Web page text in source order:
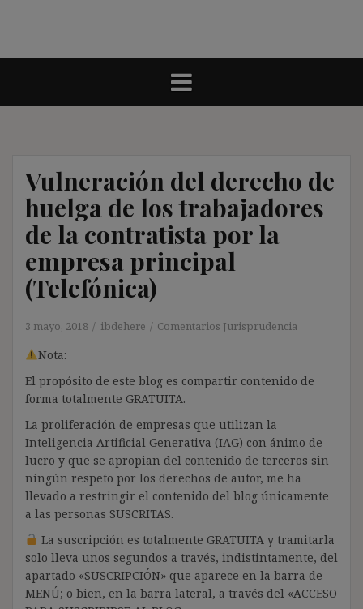
Vulneración del derecho de
huelga de los trabajadores
de la contratista por la
empresa principal
(Telefónica)
3 mayo, 2018 ibdehere Comentarios Jurisprudencia
Nota:
El propósito de este blog es compartir contenido de
forma totalmente GRATUITA.
La proliferación de empresas que utilizan la
Inteligencia Artificial Generativa (IAG) con ánimo de
lucro y que se apropian del contenido de terceros sin
ningún respeto por los derechos de autor, me ha
llevado a restringir el contenido del blog únicamente
a las personas SUSCRITAS.
La suscripción es totalmente GRATUITA y tramitarla
solo lleva unos segundos a través, indistintamente, del
apartado «SUSCRIPCIÓN» que aparece en la barra de
MENÚ; o bien, en la barra lateral, a través del «ACCESO